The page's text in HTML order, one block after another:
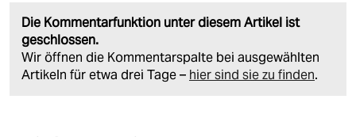
Die Kommentarfunktion unter diesem Artikel ist
geschlossen.
Wir öffnen die Kommentarspalte bei ausgewählten
Artikeln für etwa drei Tage – hier sind sie zu finden.